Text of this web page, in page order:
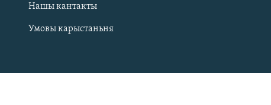
Нашы кантакты
Умовы карыстаньня